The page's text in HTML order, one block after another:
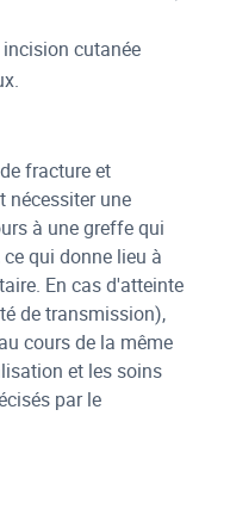
cutanée
fracture et
nécessiter une
à une greffe qui
qui donne lieu à
En cas d'atteinte
de transmission),
cours de la même
et les soins
par le